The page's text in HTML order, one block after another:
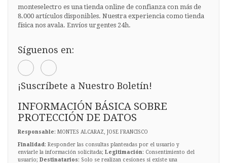
monteselectro es una tienda online de confianza con más de
8.000 artículos disponibles. Nuestra experiencia como tienda
física nos avala. Envíos urgentes 24h.
Síguenos en:
¡Suscríbete a Nuestro Boletín!
INFORMACIÓN BÁSICA SOBRE
PROTECCIÓN DE DATOS
Responsable: MONTES ALCARAZ, JOSE FRANCISCO
Finalidad : Responder las consultas planteadas por el usuario y
enviarle la información solicitada; Legitimación: Consentimiento del
usuario; Destinatarios: Solo se realizan cesiones si existe una